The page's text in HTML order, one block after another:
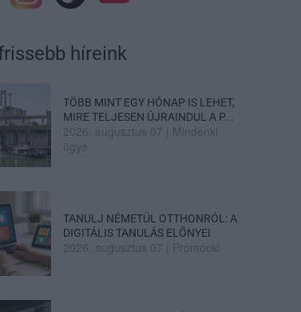
híreink
TÖBB MINT EGY HÓNAP IS LEHET,
MIRE TELJESEN ÚJRAINDUL A P...
2026. augusztus 07
Mindenki
ügye
TANULJ NÉMETÜL OTTHONRÓL: A
DIGITÁLIS TANULÁS ELŐNYEI
2026. augusztus 07 Promóció